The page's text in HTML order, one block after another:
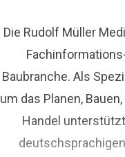
Die Rudolf Müller
Baubranche. Als
um das Planen,
Handel